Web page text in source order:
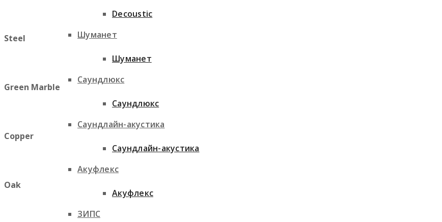
Шуманет
Саундлюкс
Саундлайн-акустика
Акуфлекс
ЗИПС
Decoustic
Шуманет
Саундлюкс
Саундлайн-акустика
Акуфлекс
Steel
Green Marble
Copper
Oak